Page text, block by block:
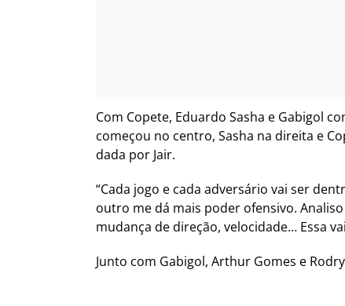
Com Copete, Eduardo Sasha e Gabigol
começou no centro, Sasha na direita e
dada por Jair.
“Cada jogo e cada adversário vai ser
outro me dá mais poder ofensivo.
mudança de direção, velocidade… Essa
Junto com Gabigol, Arthur Gomes e